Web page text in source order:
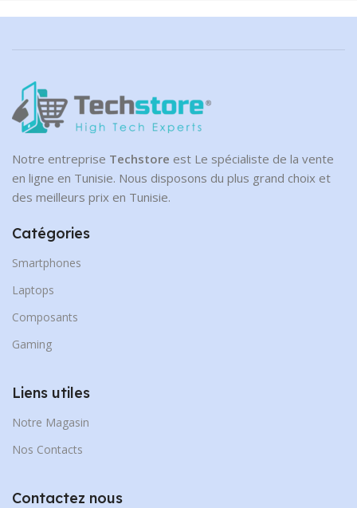
Notre entreprise Techstore est Le spécialiste de la vente
en ligne en Tunisie. Nous disposons du plus grand choix et
des meilleurs prix en Tunisie.
Catégories
Smartphones
Laptops
Composants
Gaming
Liens utiles
Notre Magasin
Nos Contacts
Contactez nous